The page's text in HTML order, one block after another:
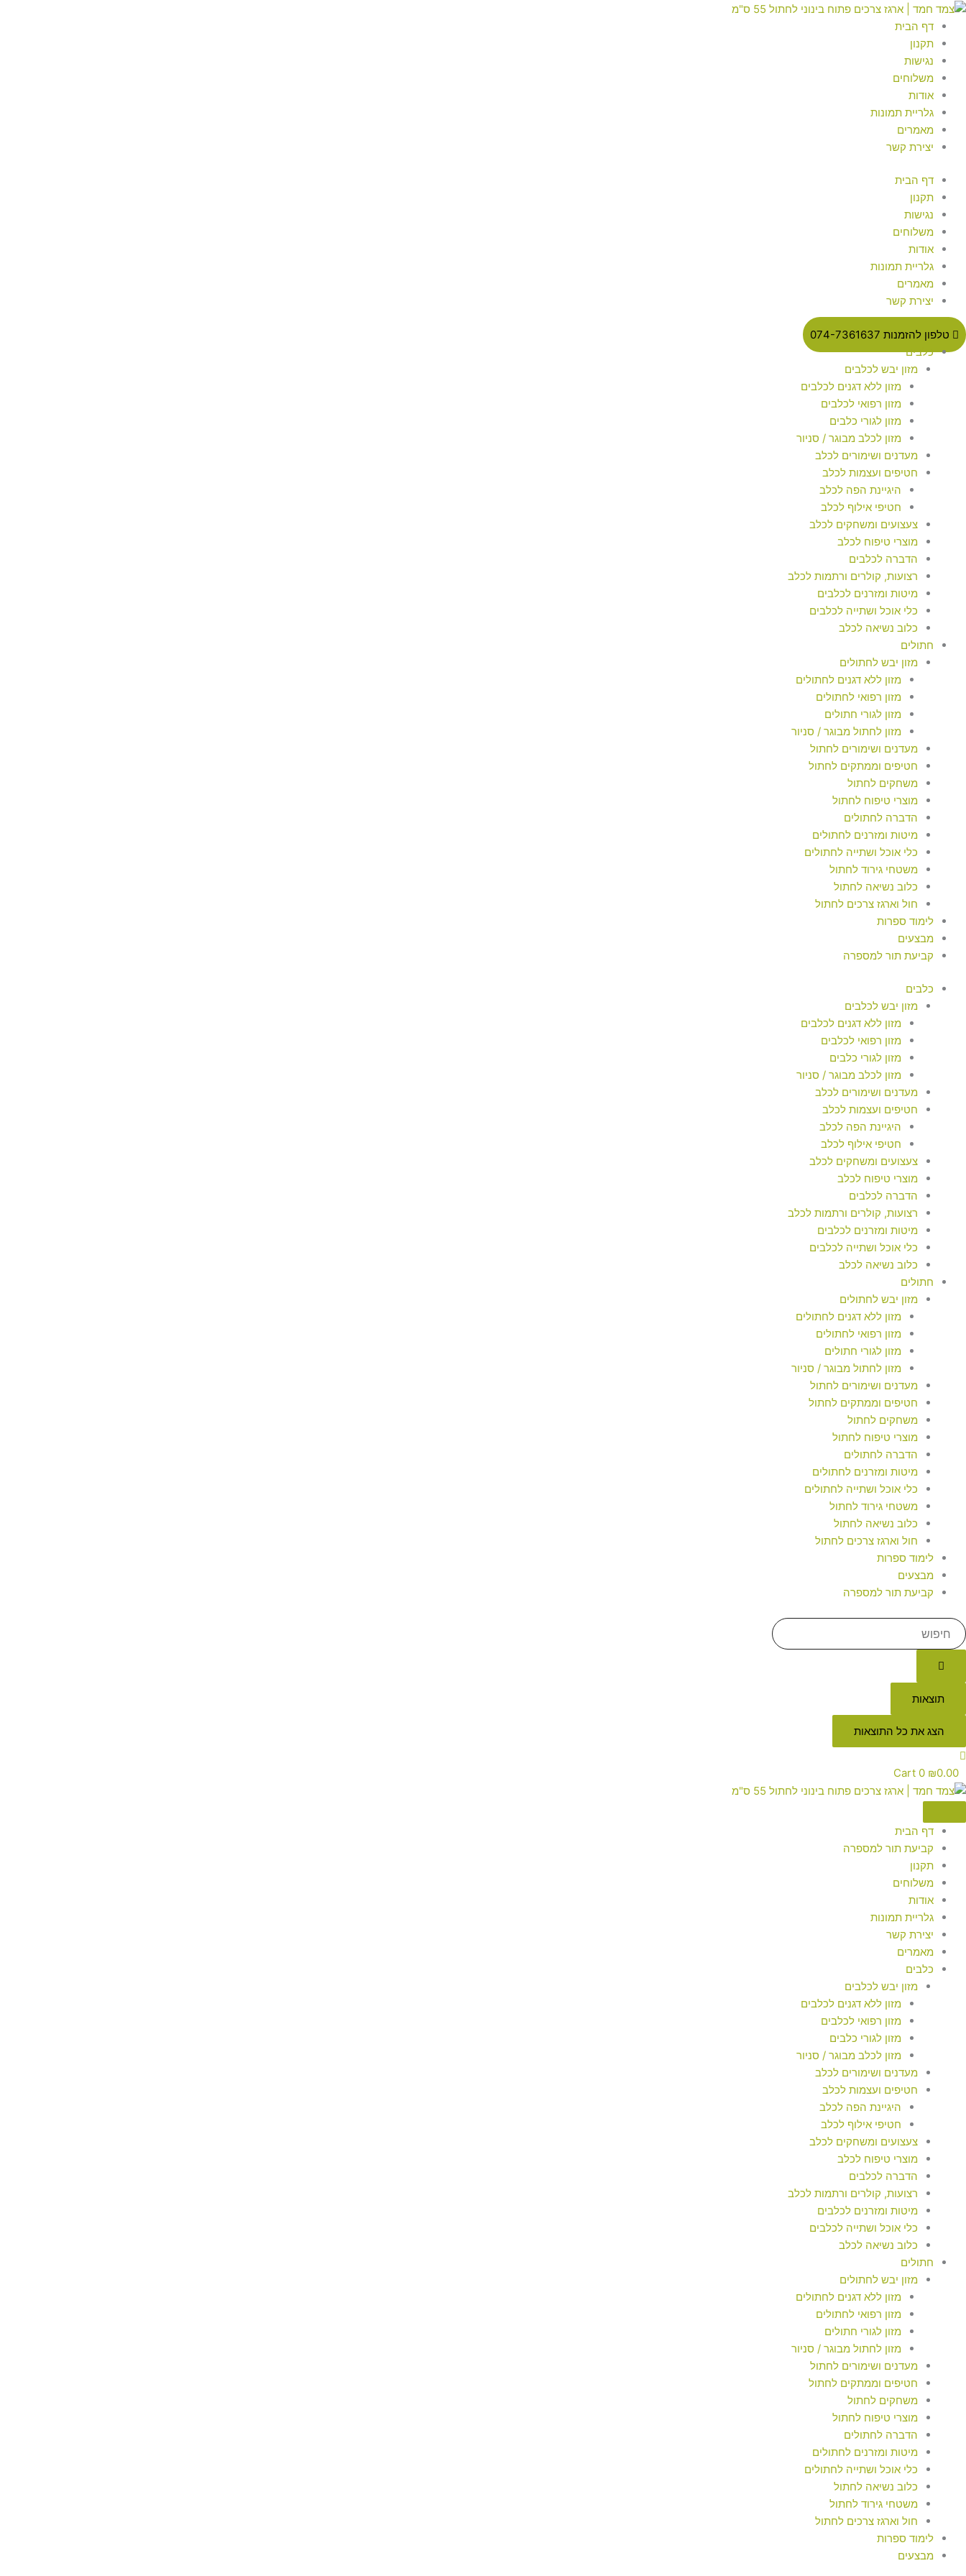
דילוג
לתוכן
דף הבית
תקנון
נגישות
משלוחים
אודות
גלריית תמונות
מאמרים
יצירת קשר
דף הבית
תקנון
נגישות
משלוחים
אודות
גלריית תמונות
מאמרים
יצירת קשר
טלפון להזמנות 074-7361637
כלבים
מזון יבש לכלבים
מזון ללא דגנים לכלבים
מזון רפואי לכלבים
מזון לגורי כלבים
מזון לכלב מבוגר / סניור
מעדנים ושימורים לכלב
חטיפים ועצמות לכלב
היגיינת הפה לכלב
חטיפי אילוף לכלב
צעצועים ומשחקים לכלב
מוצרי טיפוח לכלב
הדברה לכלבים
רצועות, קולרים ורתמות לכלב
מיטות ומזרנים לכלבים
כלי אוכל ושתייה לכלבים
כלוב נשיאה לכלב
חתולים
מזון יבש לחתולים
מזון ללא דגנים לחתולים
מזון רפואי לחתולים
מזון לגורי חתולים
מזון לחתול מבוגר / סניור
מעדנים ושימורים לחתול
חטיפים וממתקים לחתול
משחקים לחתול
מוצרי טיפוח לחתול
הדברה לחתולים
מיטות ומזרנים לחתולים
כלי אוכל ושתייה לחתולים
משטחי גירוד לחתול
כלוב נשיאה לחתול
חול וארגז צרכים לחתול
לימוד ספרות
מבצעים
קביעת תור למספרה
כלבים
מזון יבש לכלבים
מזון ללא דגנים לכלבים
מזון רפואי לכלבים
מזון לגורי כלבים
מזון לכלב מבוגר / סניור
מעדנים ושימורים לכלב
חטיפים ועצמות לכלב
היגיינת הפה לכלב
חטיפי אילוף לכלב
צעצועים ומשחקים לכלב
מוצרי טיפוח לכלב
הדברה לכלבים
רצועות, קולרים ורתמות לכלב
מיטות ומזרנים לכלבים
כלי אוכל ושתייה לכלבים
כלוב נשיאה לכלב
חתולים
מזון יבש לחתולים
מזון ללא דגנים לחתולים
מזון רפואי לחתולים
מזון לגורי חתולים
מזון לחתול מבוגר / סניור
מעדנים ושימורים לחתול
חטיפים וממתקים לחתול
משחקים לחתול
מוצרי טיפוח לחתול
הדברה לחתולים
מיטות ומזרנים לחתולים
כלי אוכל ושתייה לחתולים
משטחי גירוד לחתול
כלוב נשיאה לחתול
חול וארגז צרכים לחתול
לימוד ספרות
מבצעים
קביעת תור למספרה
Search
תוצאות
הצג את כל התוצאות
₪0.00
0
Cart
דף הבית
קביעת תור למספרה
תקנון
משלוחים
אודות
גלריית תמונות
יצירת קשר
מאמרים
כלבים
מזון יבש לכלבים
מזון ללא דגנים לכלבים
מזון רפואי לכלבים
מזון לגורי כלבים
מזון לכלב מבוגר / סניור
מעדנים ושימורים לכלב
חטיפים ועצמות לכלב
היגיינת הפה לכלב
חטיפי אילוף לכלב
צעצועים ומשחקים לכלב
מוצרי טיפוח לכלב
הדברה לכלבים
רצועות, קולרים ורתמות לכלב
מיטות ומזרנים לכלבים
כלי אוכל ושתייה לכלבים
כלוב נשיאה לכלב
חתולים
מזון יבש לחתולים
מזון ללא דגנים לחתולים
מזון רפואי לחתולים
מזון לגורי חתולים
מזון לחתול מבוגר / סניור
מעדנים ושימורים לחתול
חטיפים וממתקים לחתול
משחקים לחתול
מוצרי טיפוח לחתול
הדברה לחתולים
מיטות ומזרנים לחתולים
כלי אוכל ושתייה לחתולים
כלוב נשיאה לחתול
משטחי גירוד לחתול
חול וארגז צרכים לחתול
לימוד ספרות
מבצעים
Search
כמות
צרכים
פתוח
בינוני
לחתול